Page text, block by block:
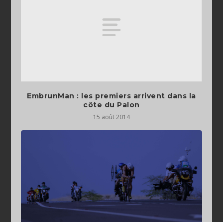
EmbrunMan : les premiers arrivent dans la
côte du Palon
15 août 2014